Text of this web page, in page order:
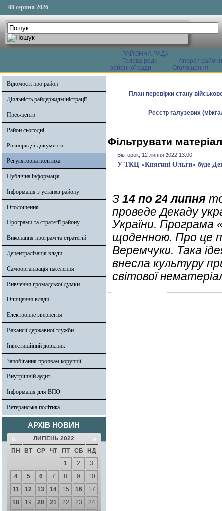
08 серпня 2026
РАЙОННА РАДА
Голова ради
Апарат
районної ради
Оголошення
Відомості про район
Діяльність райдержадміністрації
Прес-центр
Район сьогодні
Розпорядчі документи
Регуляторна політика
Публічна інформація
Інформація з установ району
Оголошення
Програми та стратегії району
Виконання програм та стратегій
Децентралізація влади
Самоорганізація населення
Вивчення громадської думки
Очищення влади
Електронне звернення
Вакансії державної служби
Інвестиційний довідник
Запобігання проявам корупції
Внутрішній аудит
Інформація для ВПО
Ветеранська політика
АРХІВ НОВИН
« ЛИПЕНЬ 2022 »
ПН ВТ СР ЧТ ПТ СБ
НД
1
2
3
4
5 6 7 8 9
10
11
12 13 14 15 16
17
18
19 20 21 22 23
24
План перевірки стану
Реєстр галузевих
Фільтрувати
Вівторок, 12 липня 2022 13:00
У ТКЦ «Княгині Ольги» буде
З 14 по 24 липня
проведе Декаду
України. Програма
щоденною. Про це
Веремчуки. Така
внесла культуру
світової